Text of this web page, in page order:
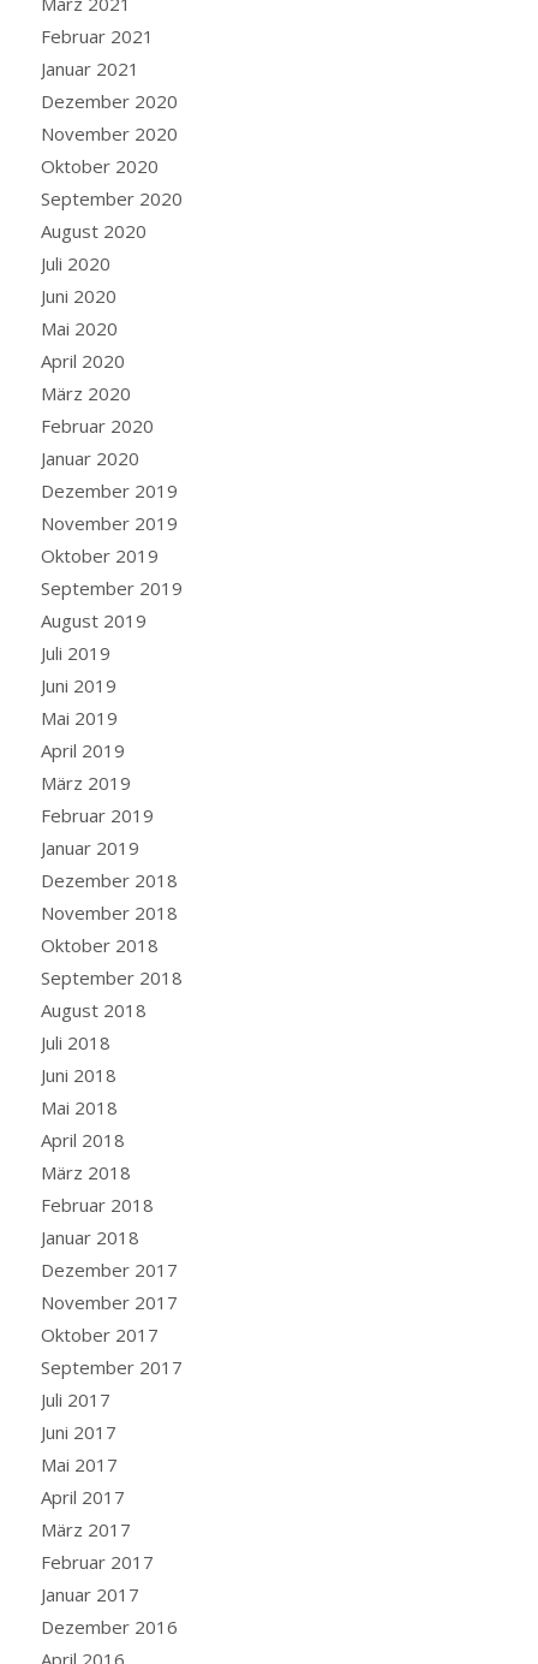
Februar 2021
Januar 2021
Dezember 2020
November 2020
Oktober 2020
September 2020
August 2020
Juli 2020
Juni 2020
Mai 2020
April 2020
März 2020
Februar 2020
Januar 2020
Dezember 2019
November 2019
Oktober 2019
September 2019
August 2019
Juli 2019
Juni 2019
Mai 2019
April 2019
März 2019
Februar 2019
Januar 2019
Dezember 2018
November 2018
Oktober 2018
September 2018
August 2018
Juli 2018
Juni 2018
Mai 2018
April 2018
März 2018
Februar 2018
Januar 2018
Dezember 2017
November 2017
Oktober 2017
September 2017
Juli 2017
Juni 2017
Mai 2017
April 2017
März 2017
Februar 2017
Januar 2017
Dezember 2016
April 2016